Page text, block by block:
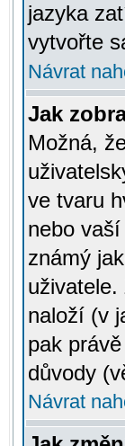
jazyka
vytvořte
Návrat
Jak
Možná,
ve tvaru
nebo
známý
naloží (v
pak
důvody
Návrat